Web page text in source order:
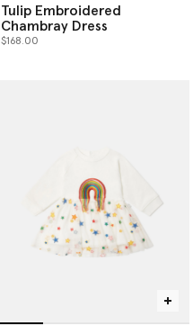
Tulip Embroidered
Chambray Dress
$168.00